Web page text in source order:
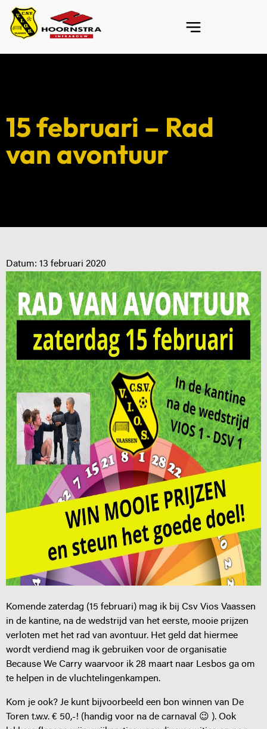
15 februari – Rad
van avontuur
Datum: 13 februari 2020
Komende zaterdag (15 februari) mag ik bij Csv Vios Vaassen
in de kantine, na de wedstrijd van het eerste, mooie prijzen
verloten met het rad van avontuur. Het geld dat hiermee
wordt verdiend mag ik gebruiken voor de organisatie
Because We Carry waarvoor ik 28 maart naar Lesbos ga om
te helpen in de vluchtelingenkampen.
Kom je ook? Je kunt bijvoorbeeld een bon winnen van De
Toren t.w.v. € 50,-! (handig voor na de carnaval 😉 ). Ook